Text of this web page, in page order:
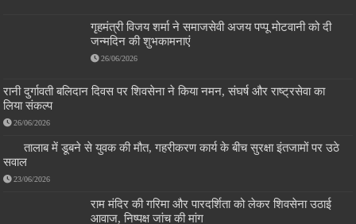
गृहमंत्री विजय शर्मा ने समाजसेवी अजय पप्पू मोटवानी को दी
जन्मदिन की शुभकामनाएं
26/06/2026
रानी दुर्गावती बलिदान दिवस पर शिवसेना ने किया नमन, संघर्ष और राष्ट्रसेवा का
लिया संकल्प
26/06/2026
तालाब में डूबने से युवक की मौत, गहरीकरण कार्य के बीच सुरक्षा इंतजामों पर उठे
सवाल
23/06/2026
राम मंदिर की गरिमा और पारदर्शिता को लेकर शिवसेना उठाई
आवाज, निष्पक्ष जांच की मांग